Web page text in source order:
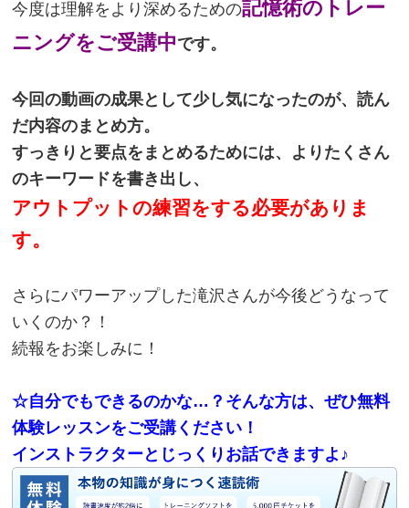
今度は理解をより深めるための記憶術のトレー
ニングをご受講中です。
今回の動画の成果として少し気になったのが、読ん
だ内容のまとめ方。
すっきりと要点をまとめるためには、よりたくさん
のキーワードを書き出し、
アウトプットの練習をする必要がありま
す。
さらにパワーアップした滝沢さんが今後どうなって
いくのか？！
続報をお楽しみに！
☆自分でもできるのかな…？そんな方は、ぜひ無料
体験レッスンをご受講ください！
インストラクターとじっくりお話できますよ♪